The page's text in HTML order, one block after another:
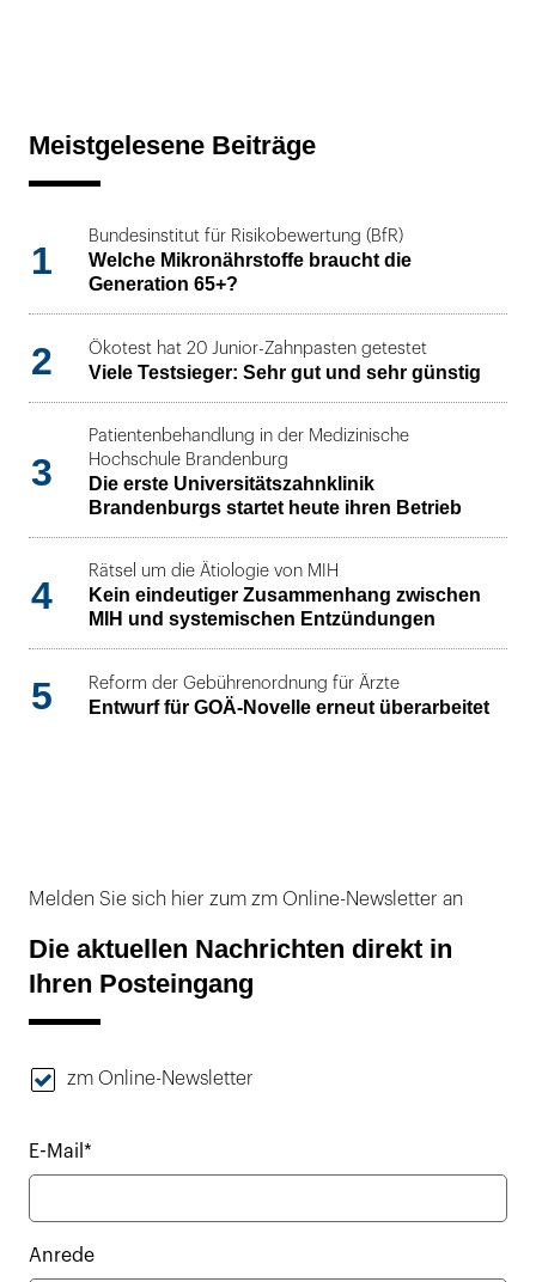
Meistgelesene Beiträge
1
Bundesinstitut für Risikobewertung (BfR)
Welche Mikronährstoffe braucht die
Generation 65+?
2 Ökotest hat 20 Junior-Zahnpasten getestet
Viele Testsieger: Sehr gut und sehr günstig
3
Patientenbehandlung in der Medizinische
Hochschule Brandenburg
Die erste Universitätszahnklinik
Brandenburgs startet heute ihren Betrieb
4
Rätsel um die Ätiologie von MIH
Kein eindeutiger Zusammenhang zwischen
MIH und systemischen Entzündungen
5 Reform der Gebührenordnung für Ärzte
Entwurf für GOÄ-Novelle erneut überarbeitet
Melden Sie sich hier zum zm Online-Newsletter an
Die aktuellen Nachrichten direkt in
Ihren Posteingang
zm Online-Newsletter
E-Mail*
Anrede